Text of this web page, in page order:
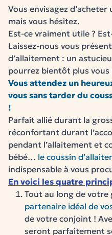
Vous envisagez d’acheter
mais vous hésitez.
Est-ce vraiment utile ?
Laissez-nous vous
d’allaitement : un
pourrez bientôt plus vous
Vous attendez un
vous sans tarder du
!
Parfait allié durant la
réconfortant durant l’
pendant l’allaitement et
bébé… le coussin
indispensable à vous
En voici les quatre
Tout au long de votre
partenaire idéal de
de votre conjoint !
seront parfaitement